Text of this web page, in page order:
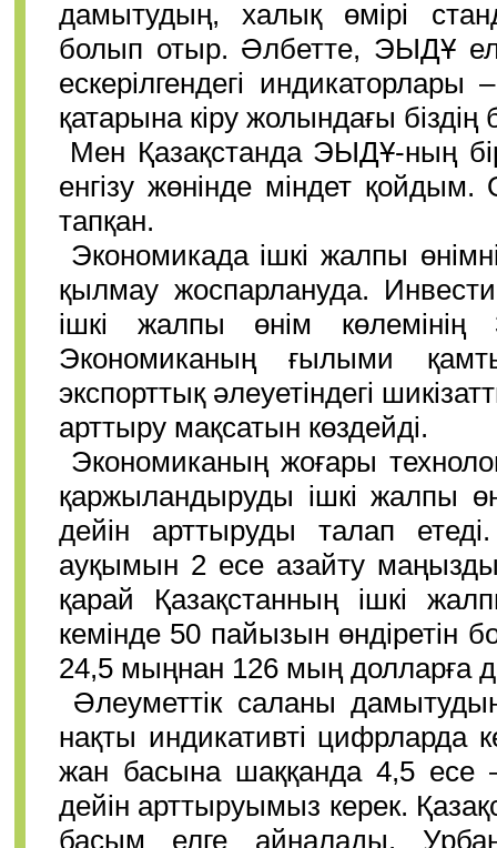
дамытудың, халық өмірі
болып отыр. Әлбетте, ЭЫДҰ
ескерілгендегі
қатарына кіру жолындағы
Мен Қазақстанда ЭЫДҰ-ның
енгізу жөнінде міндет
тапқан.
Экономикада ішкі жалпы
қылмау жоспарлануда.
ішкі жалпы өнім
Экономиканың ғылыми
экспорттық әлеуетіндегі
арттыру мақсатын көздейді.
Экономиканың жоғары
қаржыландыруды ішкі жалпы
дейін арттыруды талап
ауқымын 2 есе азайту
қарай Қазақстанның ішкі
кемінде 50 пайызын өндіретін
24,5 мыңнан 126 мың долларға
Әлеуметтік саланы
нақты индикативті цифрларда
жан басына шаққанда 4,5
дейін арттыруымыз керек.
басым елге айналады.